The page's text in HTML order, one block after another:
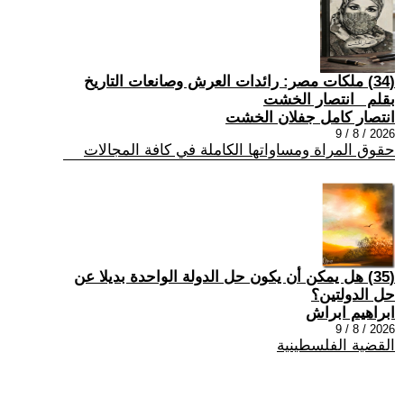
(34) ملكات مصر: رائدات العرش وصانعات التاريخ
بقلم _انتصار الخشت
انتصار كامل جفلان الخشت
2026 / 8 / 9
حقوق المراة ومساواتها الكاملة في كافة المجالات
(35) هل يمكن أن يكون حل الدولة الواحدة بديلا عن
حل الدولتين؟
ابراهيم ابراش
2026 / 8 / 9
القضية الفلسطينية